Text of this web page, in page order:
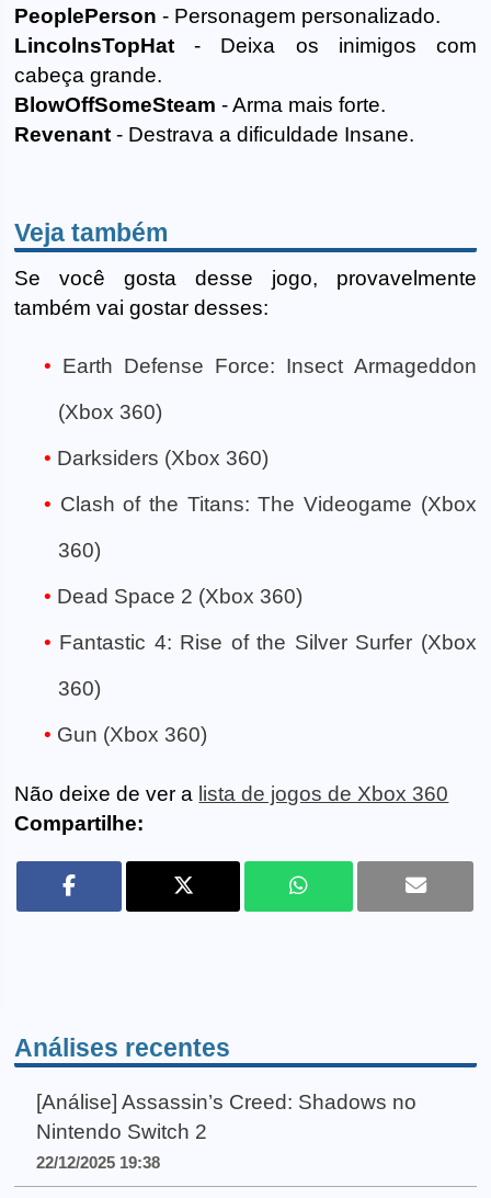
PeoplePerson - Personagem personalizado.
LincolnsTopHat - Deixa os inimigos com
cabeça grande.
BlowOffSomeSteam - Arma mais forte.
Revenant - Destrava a dificuldade Insane.
Veja também
Se você gosta desse jogo, provavelmente
também vai gostar desses:
Earth Defense Force: Insect Armageddon
(Xbox 360)
Darksiders (Xbox 360)
Clash of the Titans: The Videogame (Xbox
360)
Dead Space 2 (Xbox 360)
Fantastic 4: Rise of the Silver Surfer (Xbox
360)
Gun (Xbox 360)
Não deixe de ver a lista de jogos de Xbox 360
Compartilhe:
Análises recentes
[Análise] Assassin’s Creed: Shadows no
Nintendo Switch 2
22/12/2025 19:38